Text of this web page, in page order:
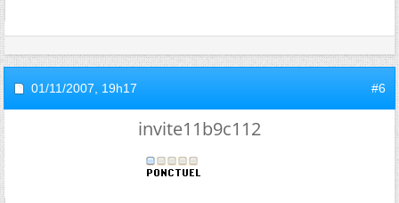
01/11/2007, 19h17 #6
invite11b9c112